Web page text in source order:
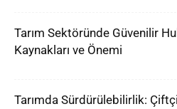
Tarım Sektöründe Güvenilir
Kaynakları ve Önemi
Tarımda Sürdürülebilirlik: